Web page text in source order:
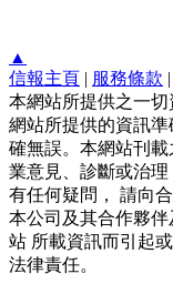
▲
信報主頁 | 服務條款 |
本網站所提供之一
網站所提供的資訊
確無誤。本網站刊載
業意見、診斷或治
有任何疑問， 請向
本公司及其合作夥
站 所載資訊而引起
法律責任。